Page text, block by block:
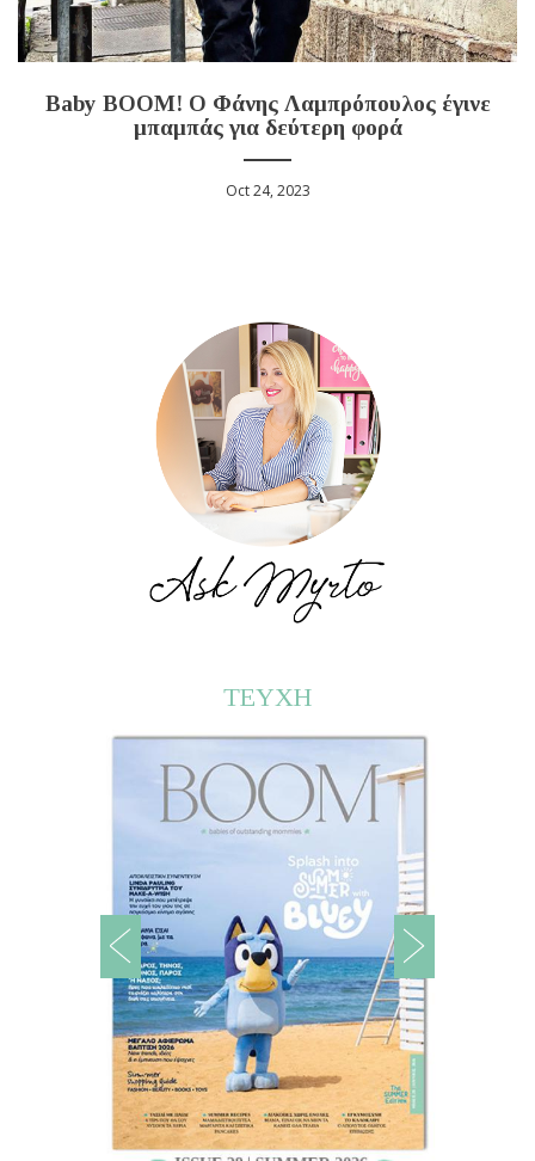
Baby BOOM! Ο Φάνης Λαμπρόπουλος έγινε
μπαμπάς για δεύτερη φορά
Oct 24, 2023
ΤΕΥΧΗ